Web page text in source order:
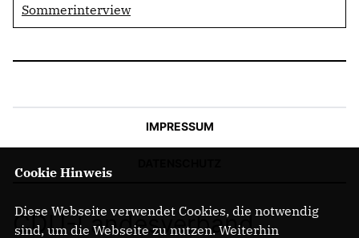
Sommerinterview
IMPRESSUM
CDU-Landesverband
Cookie Hinweis
Diese Webseite verwendet Cookies, die notwendig
sind, um die Webseite zu nutzen. Weiterhin